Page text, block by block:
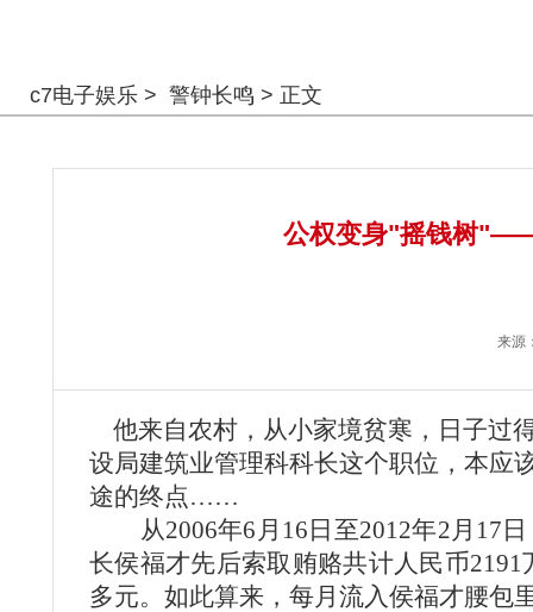
c7电子娱乐 > 警钟长鸣 > 正文
公权变身"摇钱树"——
来源
他来自农村，从小家境贫寒，日子过
设局建筑业管理科科长这个职位，本应
途的终点……
从2006年6月16日至2012年2月17日
长侯福才先后索取贿赂共计人民币
多元。如此算来，每月流入侯福才腰包